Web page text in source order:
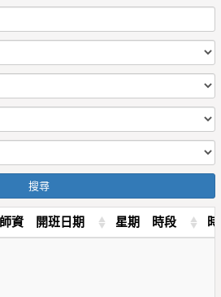
搜尋
師資 開班日期 星期 時段